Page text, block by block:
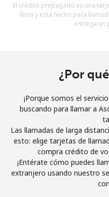
estosTérminos y
El crédito prepagado es una
línea y está hecho para
entrega un
¿Por
¡Porque somos el
buscando para llamar a
Las llamadas de larga
esto: elige tarjetas de
compra crédito de
¡Entérate cómo puedes
extranjero usando nuestro